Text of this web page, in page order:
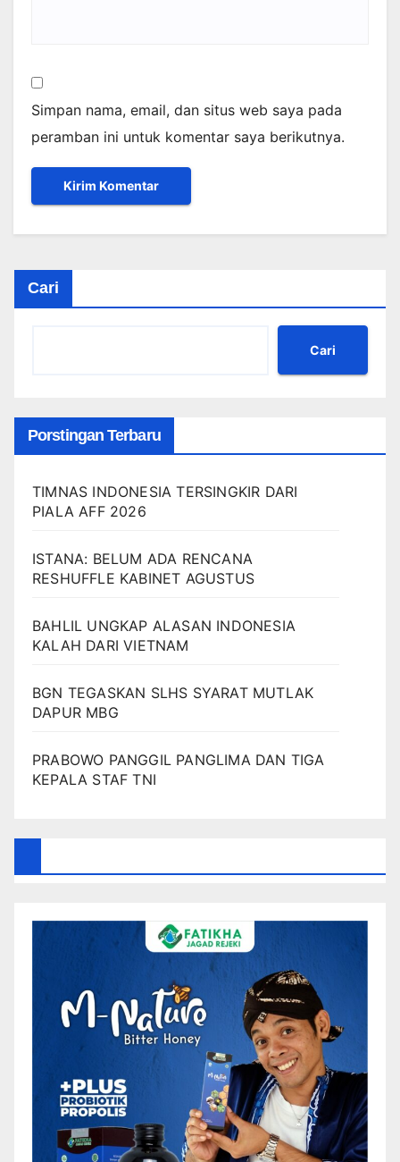
Simpan nama, email, dan situs web saya pada
peramban ini untuk komentar saya berikutnya.
Cari
Cari
Porstingan Terbaru
TIMNAS INDONESIA TERSINGKIR DARI
PIALA AFF 2026
ISTANA: BELUM ADA RENCANA
RESHUFFLE KABINET AGUSTUS
BAHLIL UNGKAP ALASAN INDONESIA
KALAH DARI VIETNAM
BGN TEGASKAN SLHS SYARAT MUTLAK
DAPUR MBG
PRABOWO PANGGIL PANGLIMA DAN TIGA
KEPALA STAF TNI